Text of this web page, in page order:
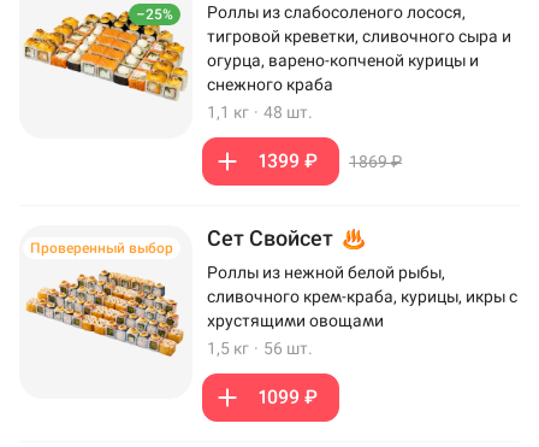
–25%
Роллы из слабосоленого лосося,
тигровой креветки, сливочного сыра и
огурца, варено-копченой курицы и
снежного краба
1,1 кг · 48 шт.
1399 ₽ 1869 ₽
Проверенный выбор Сет Свойсет
Роллы из нежной белой рыбы,
сливочного крем-краба, курицы, икры с
хрустящими овощами
1,5 кг · 56 шт.
1099 ₽